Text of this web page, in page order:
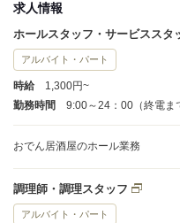
求人情報
ホールスタッフ・サービススタ
アルバイト・パート
時給
1,300円~
勤務時間
9:00～24：00（終電
おでん居酒屋のホール業務
調理師・調理スタッフ
アルバイト・パート